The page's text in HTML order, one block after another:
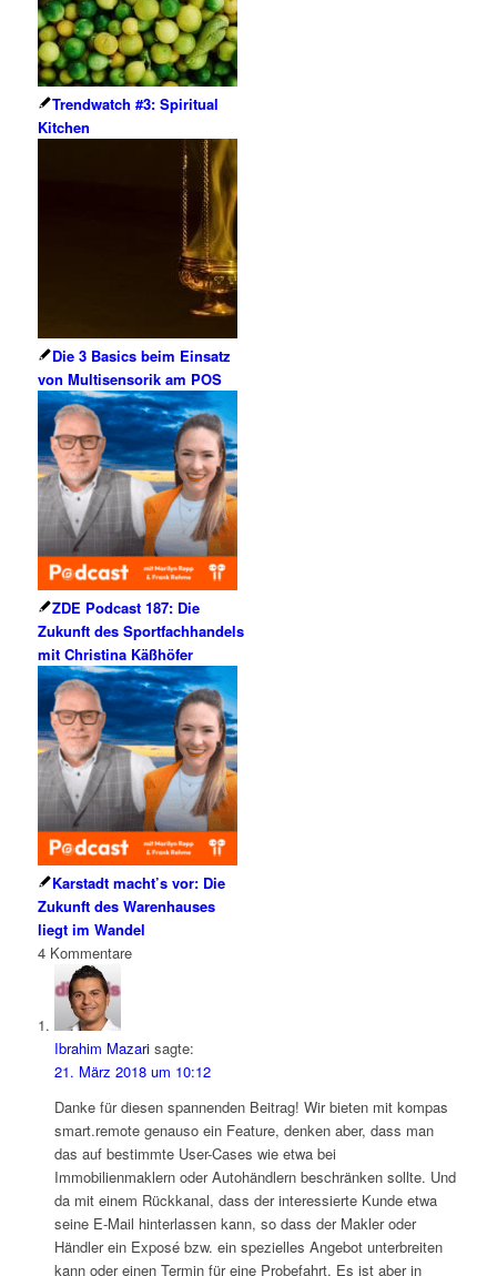
Trendwatch #3: Spiritual
Kitchen
Die 3 Basics beim Einsatz
von Multisensorik am POS
ZDE Podcast 187: Die
Zukunft des Sportfachhandels
mit Christina Käßhöfer
Karstadt macht’s vor: Die
Zukunft des Warenhauses
liegt im Wandel
4 Kommentare
Ibrahim Mazari sagte:
21. März 2018 um 10:12
Danke für diesen spannenden Beitrag! Wir bieten mit kompas
smart.remote genauso ein Feature, denken aber, dass man
das auf bestimmte User-Cases wie etwa bei
Immobilienmaklern oder Autohändlern beschränken sollte. Und
da mit einem Rückkanal, dass der interessierte Kunde etwa
seine E-Mail hinterlassen kann, so dass der Makler oder
Händler ein Exposé bzw. ein spezielles Angebot unterbreiten
kann oder einen Termin für eine Probefahrt. Es ist aber in